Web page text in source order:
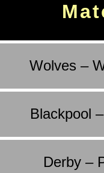
Wolves –
Blackpool
Derby –